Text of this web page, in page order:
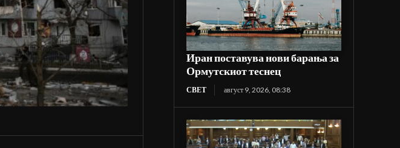
Иран поставува нови барања за
Ормутскиот теснец
СВЕТ август 9, 2026, 08:38